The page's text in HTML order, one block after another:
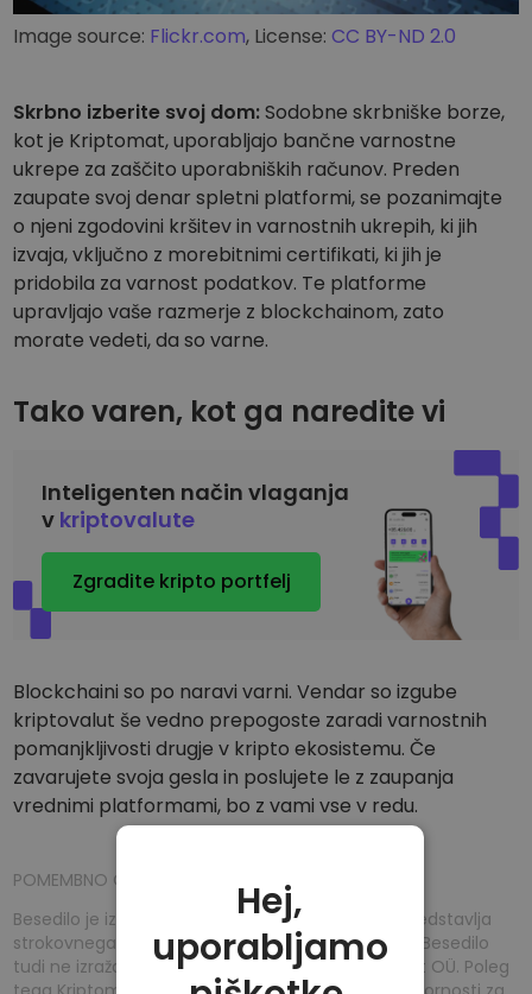
Image source: Flickr.com, License:CC BY-ND 2.0
Skrbno izberite svoj dom:Sodobne skrbniške borze,
kot je Kriptomat, uporabljajo bančne varnostne
ukrepe za zaščito uporabniških računov. Preden
zaupate svoj denar spletni platformi, se pozanimajte
o njeni zgodovini kršitev in varnostnih ukrepih, ki jih
izvaja, vključno z morebitnimi certifikati, ki jih je
pridobila za varnost podatkov. Te platforme
upravljajo vaše razmerje z blockchainom, zato
morate vedeti, da so varne.
Tako varen, kot ga naredite vi
Inteligenten način vlaganja
v kriptovalute
Zgradite kripto portfelj
Blockchaini so po naravi varni. Vendar so izgube
kriptovalut še vedno prepogoste zaradi varnostnih
pomanjkljivosti drugje v kripto ekosistemu. Če
zavarujete svoja gesla in poslujete le z zaupanja
vrednimi platformami, bo z vami vse v redu.
POMEMBNO OPOZORILO
Besedilo je izključno informativne narave in ne predstavlja
strokovnega nasveta ali priporočila za investicijo. Besedilo
tudi ne izraža osebnega stališča družbe Kriptomat OÜ. Poleg
Hej,
uporabljamo